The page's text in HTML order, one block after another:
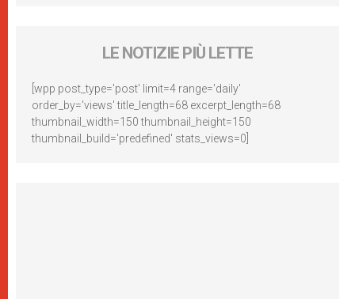
LE NOTIZIE PIÙ LETTE
[wpp post_type='post' limit=4 range='daily'
order_by='views' title_length=68 excerpt_length=68
thumbnail_width=150 thumbnail_height=150
thumbnail_build='predefined' stats_views=0]